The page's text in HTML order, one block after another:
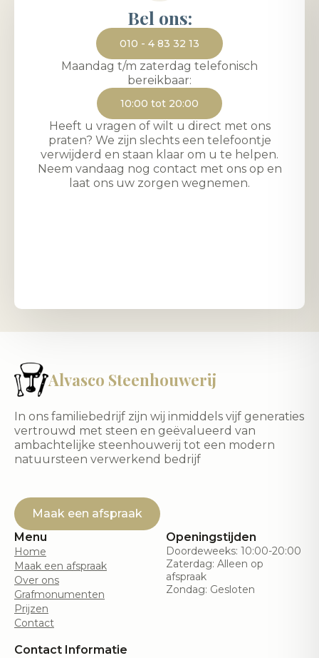
Bel ons:
010 - 4 83 32 13
Maandag t/m zaterdag telefonisch
bereikbaar:
10:00 tot 20:00
Heeft u vragen of wilt u direct met ons
praten? We zijn slechts een telefoontje
verwijderd en staan klaar om u te helpen.
Neem vandaag nog contact met ons op en
laat ons uw zorgen wegnemen.
Alvasco Steenhouwerij
In ons familiebedrijf zijn wij inmiddels vijf generaties
vertrouwd met steen en geëvalueerd van
ambachtelijke steenhouwerij tot een modern
natuursteen verwerkend bedrijf
Maak een afspraak
Menu
Home
Maak een afspraak
Over ons
Grafmonumenten
Prijzen
Contact
Openingstijden
Doordeweeks: 10:00-20:00
Zaterdag: Alleen op
afspraak
Zondag: Gesloten
Contact Informatie